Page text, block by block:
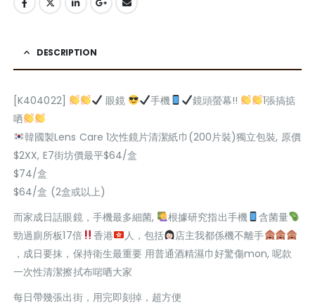
DESCRIPTION
[K404022] 眼鏡 手機 鏡頭螢幕!!
1張搞掂
哂
韓國製Lens Care 1次性鏡片清潔紙巾(200片裝)獨立包裝, 原價
$2XX, E7街坊價最平$64/盒
$74/盒
$64/盒 (2盒或以上)
而家成日話眼鏡，手機最多細菌,
根據研究指出手機
含菌量
勁過廁所板17倍
香港 人，包括
店主我都係機不離手
，成日要抹，保持衛生最重要 用普通酒精濕巾好驚傷mon, 呢款
一次性清潔擦拭布啱哂大家
每日帶幾張出街，用完即刻掉，超方便